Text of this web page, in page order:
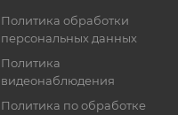
Политика обработки
персональных данных
Политика
видеонаблюдения
Политика по обработке